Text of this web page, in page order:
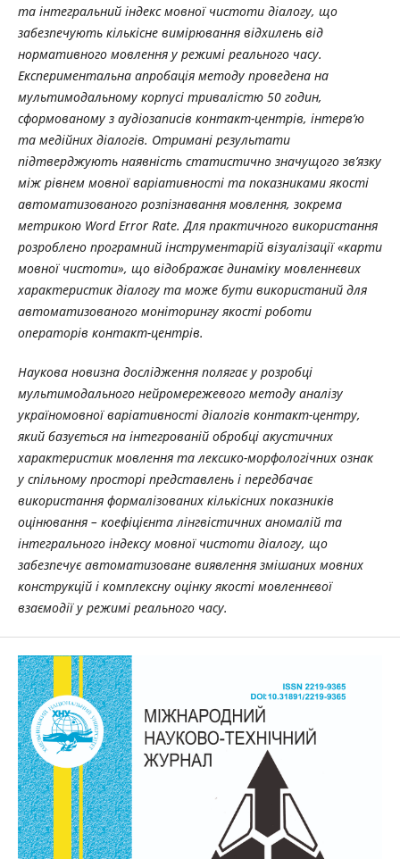
та інтегральний індекс мовної чистоти діалогу, що
забезпечують кількісне вимірювання відхилень від
нормативного мовлення у режимі реального часу.
Експериментальна апробація методу проведена на
мультимодальному корпусі тривалістю 50 годин,
сформованому з аудіозаписів контакт-центрів, інтерв’ю
та медійних діалогів. Отримані результати
підтверджують наявність статистично значущого зв’язку
між рівнем мовної варіативності та показниками якості
автоматизованого розпізнавання мовлення, зокрема
метрикою Word Error Rate. Для практичного використання
розроблено програмний інструментарій візуалізації «карти
мовної чистоти», що відображає динаміку мовленнєвих
характеристик діалогу та може бути використаний для
автоматизованого моніторингу якості роботи
операторів контакт-центрів.
Наукова новизна дослідження полягає у розробці
мультимодального нейромережевого методу аналізу
україномовної варіативності діалогів контакт-центру,
який базується на інтегрованій обробці акустичних
характеристик мовлення та лексико-морфологічних ознак
у спільному просторі представлень і передбачає
використання формалізованих кількісних показників
оцінювання – коефіцієнта лінгвістичних аномалій та
інтегрального індексу мовної чистоти діалогу, що
забезпечує автоматизоване виявлення змішаних мовних
конструкцій і комплексну оцінку якості мовленнєвої
взаємодії у режимі реального часу.